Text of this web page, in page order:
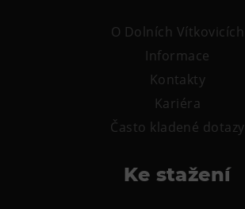
Tematické dárkové poukazy
O Dolních Vítkovicích
Informace
Kontakty
Kariéra
Často kladené dotazy
Ke stažení